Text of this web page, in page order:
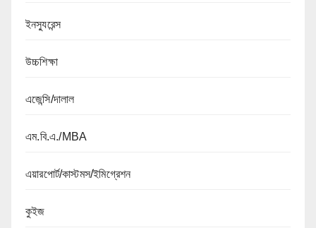
ইনস্যুরেন্স
উচ্চশিক্ষা
এজেন্সি/দালাল
এম.বি.এ./MBA
এয়ারপোর্ট/কাস্টমস/ইমিগ্রেশন
কুইজ